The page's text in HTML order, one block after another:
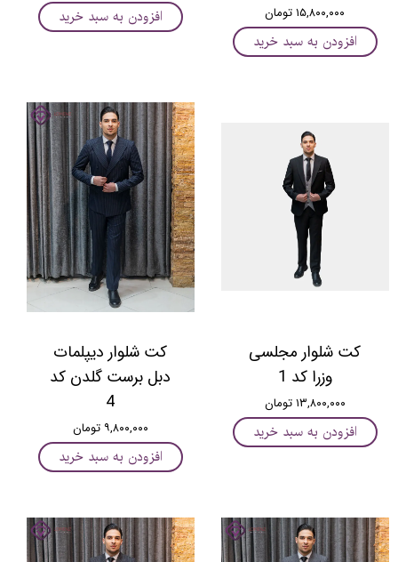
۱۵,۸۰۰,۰۰۰ تومان
افزودن به سبد خرید
افزودن به سبد خرید
کت شلوار مجلسی
وزرا کد 1
۱۳,۸۰۰,۰۰۰ تومان
افزودن به سبد خرید
کت شلوار دیپلمات
دبل برست گلدن کد
4
۹,۸۰۰,۰۰۰ تومان
افزودن به سبد خرید